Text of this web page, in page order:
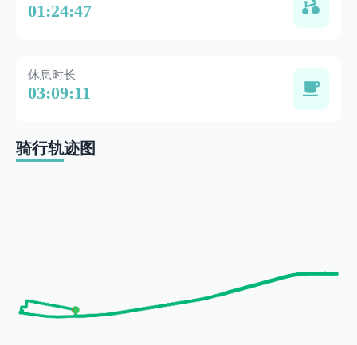
01:24:47
休息时长
03:09:11
骑行轨迹图